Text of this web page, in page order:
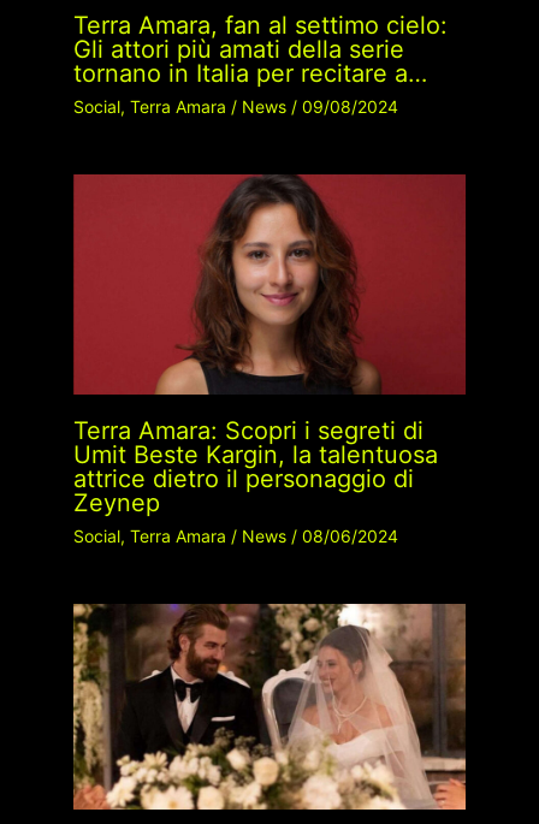
Terra Amara, fan al settimo cielo:
Gli attori più amati della serie
tornano in Italia per recitare a…
Social, Terra Amara / News/ 09/08/2024
Terra Amara: Scopri i segreti di
Umit Beste Kargin, la talentuosa
attrice dietro il personaggio di
Zeynep
Social, Terra Amara / News/ 08/06/2024